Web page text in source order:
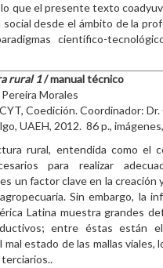
que el presente texto
social desde el ámbito de la
científico-
rural 1/ manual técnico
Morales
Coedición. Coordinador:
UAEH, 2012. 86 p.,
rural, entendida como el
para realizar
un factor clave en la
Sin embargo, la
Latina muestra grandes
entre éstas están
estado de las mallas viales,